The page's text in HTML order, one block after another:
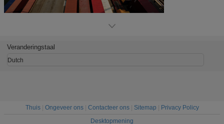
Veranderingstaal
Dutch
Thuis| Ongeveer ons| Contacteer ons| Sitemap
Privacy Policy
Desktopmening